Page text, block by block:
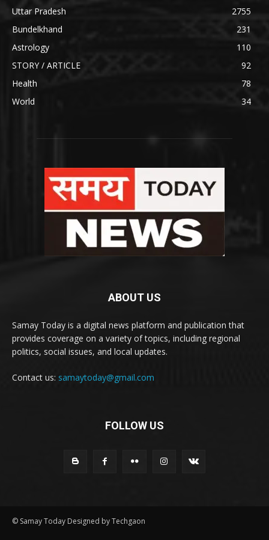
Uttar Pradesh
2755
Bundelkhand
231
Astrology
110
STORY / ARTICLE
92
Health
78
World
34
ABOUT US
Samay Today is a digital news platform and publication that
provides coverage on a variety of topics, including regional
politics, social issues, and local updates.
Contact us: samaytoday@gmail.com
FOLLOW US
© Samay Today Designed by Techgaon